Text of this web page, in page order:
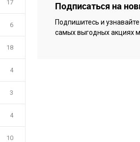
17
6
18
4
3
4
10
В избранное
В
Подписаться на
Подпишитесь и
самых выгодных акциях